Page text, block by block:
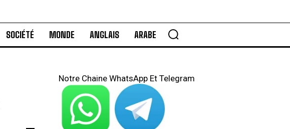
SOCIÉTÉ MONDE ANGLAIS ARABE
Notre Chaine WhatsApp Et Telegram